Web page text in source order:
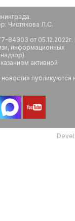
Чистякова Л.С.
84303 от
информационных
активной
публикуются